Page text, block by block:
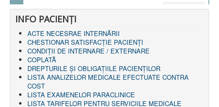
PROIECT DE MANAGEMENT 2017
CONSILIUL DE ADMINISTRAŢIE
COMITET DIRECTOR
DECLARATIE MANAGER PRIVIND IMPLEMENTAREA
SISTEMULUI DE CALITATE 2019
PLAN MANAGEMENT
INTEGRITATE
ADMINISTRATIV
RESURSE UMANE
INFO PACIENŢI
ACTE NECESRAE INTERNĂRII
CHESTIONAR SATISFACŢIE PACIENŢI
CONDIȚII DE INTERNARE / EXTERNARE
COPLATĂ
DREPTURILE ŞI OBLIGAŢIILE PACIENȚILOR
LISTA ANALIZELOR MEDICALE EFECTUATE CONTRA
COST
LISTA EXAMENELOR PARACLINICE
LISTA TARIFELOR PENTRU SERVICIILE MEDICALE